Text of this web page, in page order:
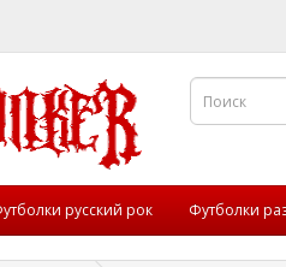
русский рок Футболки